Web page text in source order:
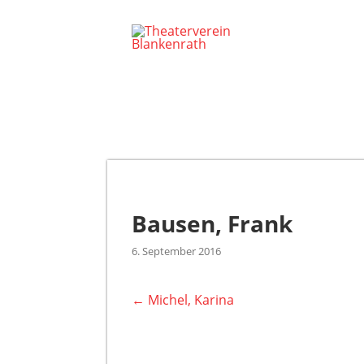
Bausen, Frank
6. September 2016
Post navigation
← Michel, Karina